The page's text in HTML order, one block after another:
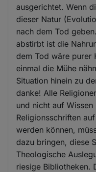
ausgerichtet. Wenn
dieser Natur
nach dem Tod
abstirbt ist die
dem Tod wäre purer
einmal die Mühe
Situation hinein zu
danke! Alle
und nicht auf
Religionsschriften
werden können,
dazu bringen, diese
Theologische
riesige Bibliotheken.